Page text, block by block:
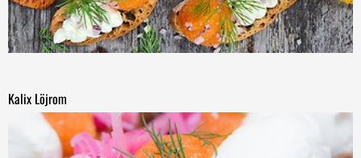
Kalix Löjrom